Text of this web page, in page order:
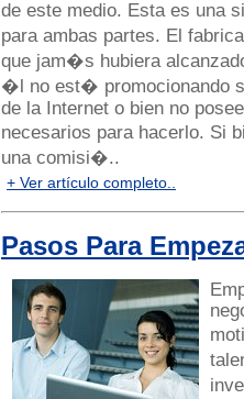
de este medio. Esta es una
para ambas partes. El
que jam�s hubiera
�l no est� promocionando
de la Internet o bien no
necesarios para hacerlo. Si
una comisi�..
+ Ver artículo completo..
Pasos Para